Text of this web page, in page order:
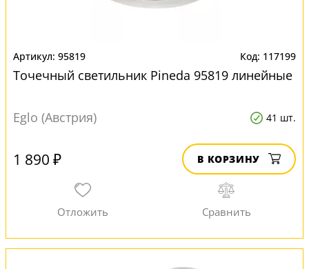
95819 117199
Точечный светильник Pineda 95819 линейные
Eglo (Австрия) 41 шт.
1 890 ₽ В КОРЗИНУ